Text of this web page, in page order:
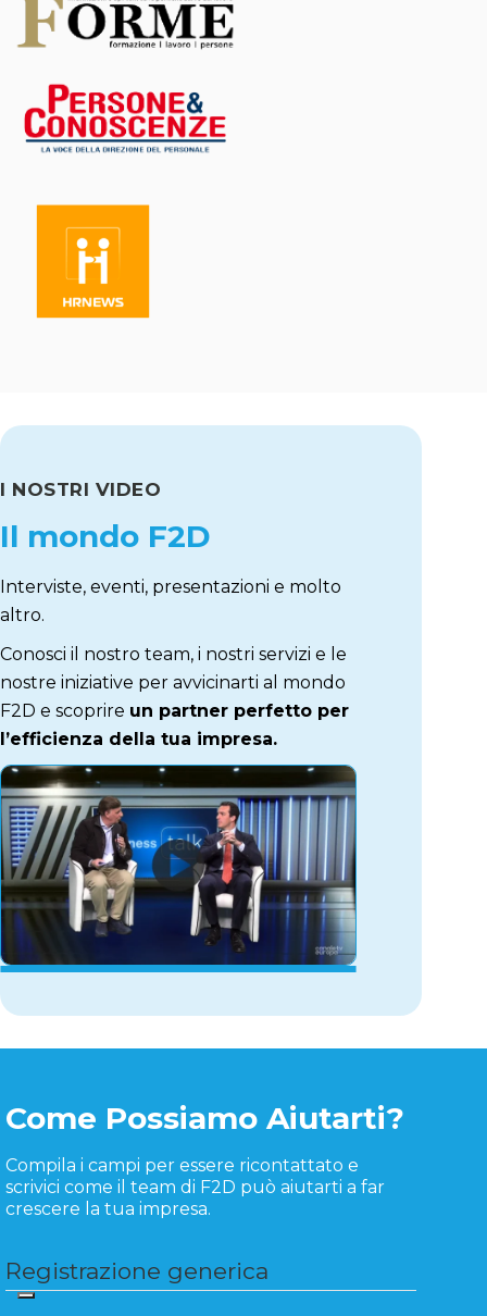
I NOSTRI VIDEO
Il mondo F2D
Interviste, eventi, presentazioni e molto
altro.
Conosci il nostro team, i nostri servizi e le
nostre iniziative per avvicinarti al mondo
F2D e scoprire un partner perfetto per
l’efficienza della tua impresa.
Come Possiamo Aiutarti?
Compila i campi per essere ricontattato e
scrivici come il team di F2D può aiutarti a far
crescere la tua impresa.
Registrazione generica